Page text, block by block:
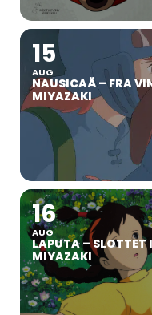
15
AUG
NAUSICAÄ – FRA
MIYAZAKI
16
AUG
LAPUTA – SLOTTET
MIYAZAKI